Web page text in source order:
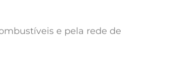
e pela rede de